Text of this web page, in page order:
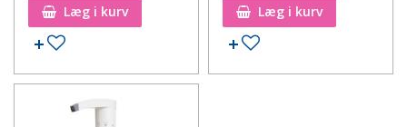
Læg i kurv Læg i kurv